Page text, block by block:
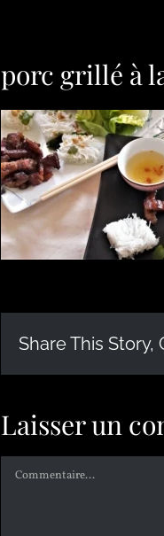
porc grillé à
Share This Story,
Laisser un